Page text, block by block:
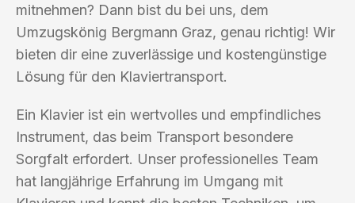
mitnehmen? Dann bist du bei uns, dem
Umzugskönig Bergmann Graz, genau richtig! Wir
bieten dir eine zuverlässige und kostengünstige
Lösung für den Klaviertransport.
Ein Klavier ist ein wertvolles und empfindliches
Instrument, das beim Transport besondere
Sorgfalt erfordert. Unser professionelles Team
hat langjährige Erfahrung im Umgang mit